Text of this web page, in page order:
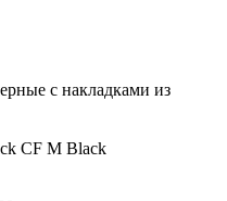
с накладками из
CF M Black